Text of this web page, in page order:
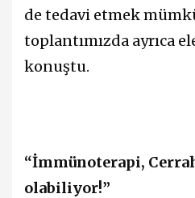
de tedavi etmek
toplantımızda ayrıca
konuştu.
“İmmünoterapi,
olabiliyor!”